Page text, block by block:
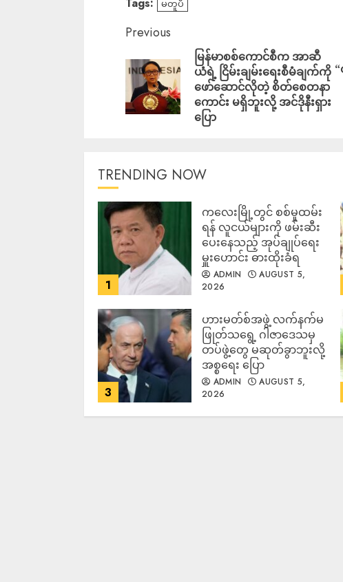
မတူပီ
Previous
မြန်မာစစ်ကောင်စီက အာဆီ
ယံရဲ့ ငြိမ်းချမ်းရေးစီမံချက်ကို
ဖော်ဆောင်လိုတဲ့ စိတ်စေတနာ
ကောင်း မရှိဘူးလို့ အင်ဒိုနီးရှား
ပြော
TRENDING NOW
1
ကလေးမြို့တွင် စစ်မှုထမ်း
ရန် လူငယ်များကို ဖမ်းဆီး
ပေးနေသည့် အုပ်ချုပ်ရေး
မှူးဟောင်း ဓားထိုးခံရ
ADMIN
AUGUST 5,
2026
3
ဟားမတ်စ်အဖွဲ့ လက်နက်မ
ဖြုတ်သရွေ့ ဂါဇာဒေသမှ
တပ်ဖွဲ့တွေ မဆုတ်ခွာဘူးလို့
အစ္စရေး ပြော
ADMIN
AUGUST 5,
2026